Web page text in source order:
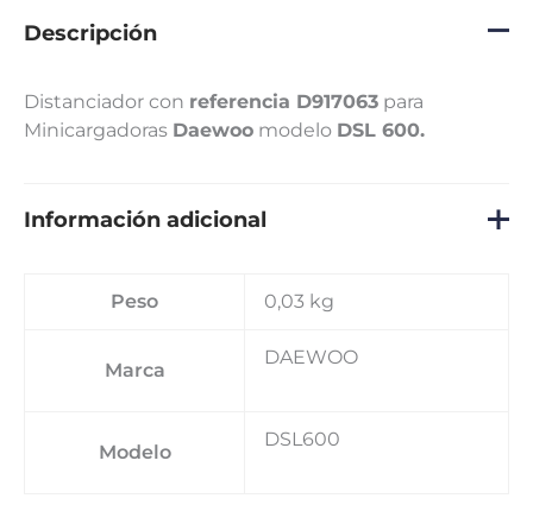
Descripción
Distanciador con referencia D917063 para
Minicargadoras Daewoo modelo DSL 600.
Información adicional
Peso 0,03 kg
Marca
DAEWOO
Modelo
DSL600